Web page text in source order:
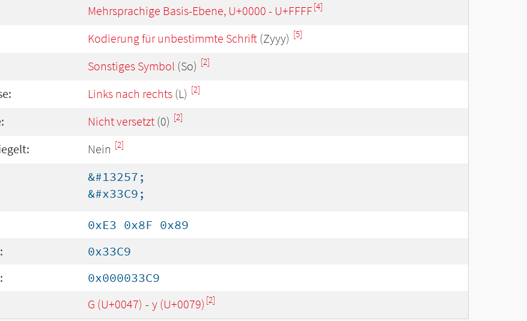
Mehrsprachige Basis-Ebene, U+0000 - U+FFFF[4]
Kodierung für unbestimmte Schrift (Zyyy) [5]
Sonstiges Symbol (So) [2]
Links nach rechts (L) [2]
Nicht versetzt (0) [2]
Nein [2]
&#13257;
&#x33C9;
0xE3 0x8F 0x89
0x33C9
0x000033C9
G (U+0047) - y (U+0079) [2]